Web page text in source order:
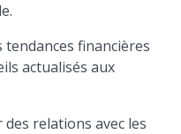
tendances financières
actualisés aux
relations avec les